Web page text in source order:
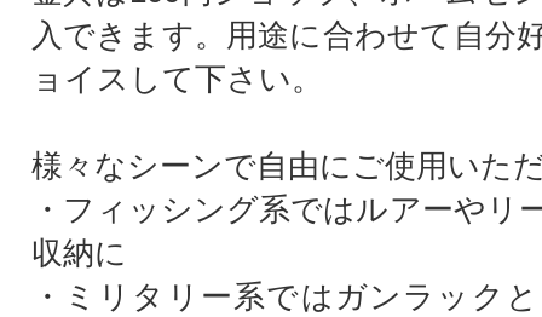
入できます。用途に合わせて自分
ョイスして下さい。
様々なシーンで自由にご使用いた
・フィッシング系ではルアーやリ
収納に
・ミリタリー系ではガンラック